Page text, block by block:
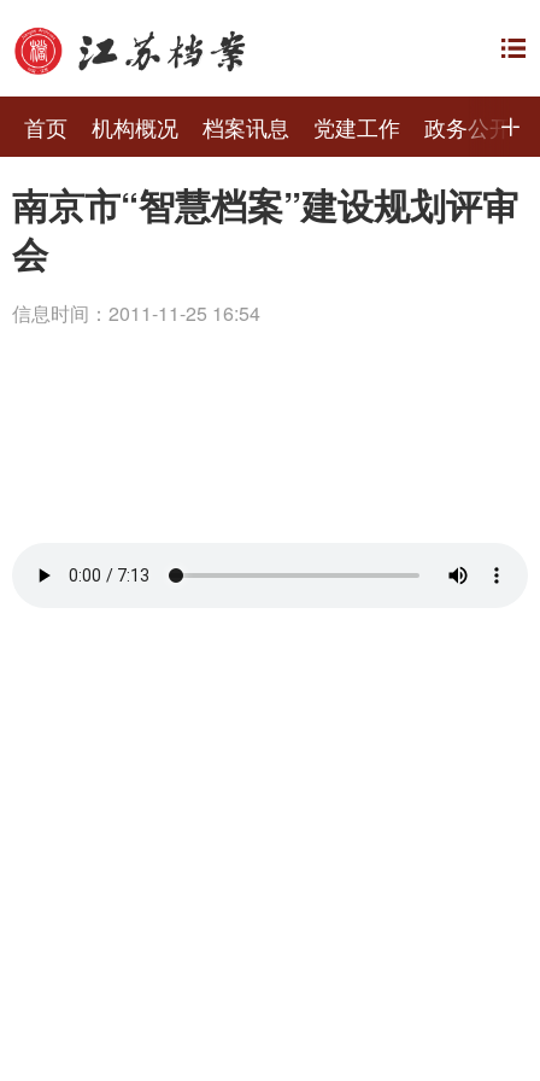
首页 机构概况 档案讯息 党建工作 政务公开
南京市“智慧档案”建设规划评审
会
信息时间：2011-11-25 16:54